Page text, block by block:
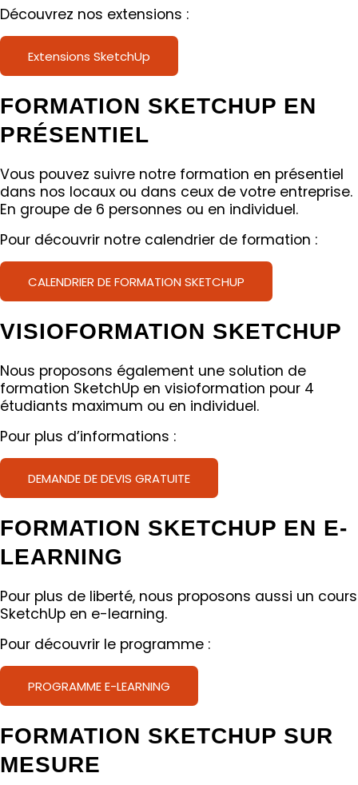
Découvrez nos extensions :
Extensions SketchUp
FORMATION SKETCHUP EN
PRÉSENTIEL
Vous pouvez suivre notre formation en présentiel
dans nos locaux ou dans ceux de votre entreprise.
En groupe de 6 personnes ou en individuel.
Pour découvrir notre calendrier de formation :
CALENDRIER DE FORMATION SKETCHUP
VISIOFORMATION SKETCHUP
Nous proposons également une solution de
formation SketchUp en visioformation pour 4
étudiants maximum ou en individuel.
Pour plus d’informations :
DEMANDE DE DEVIS GRATUITE
FORMATION SKETCHUP EN E-
LEARNING
Pour plus de liberté, nous proposons aussi un cours
SketchUp en e-learning.
Pour découvrir le programme :
PROGRAMME E-LEARNING
FORMATION SKETCHUP SUR
MESURE